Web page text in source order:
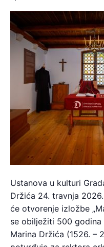
Ustanova u kulturi
Držića 24. travnja
će otvorenje izložbe
se obilježiti 500 godina
Marina Držića (1526. –